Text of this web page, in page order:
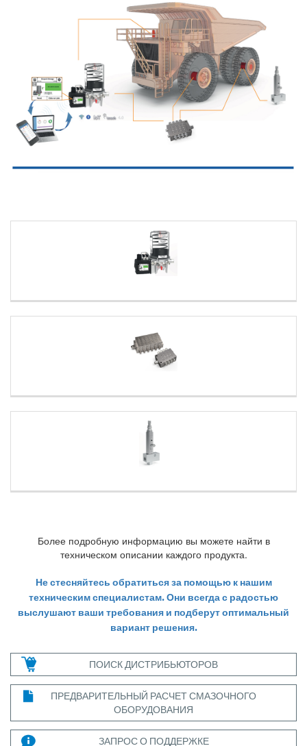
Более подробную информацию вы можете найти в
техническом описании каждого продукта.
Не стесняйтесь обратиться за помощью к нашим
техническим специалистам. Они всегда с радостью
выслушают ваши требования и подберут оптимальный
вариант решения.
ПОИСК ДИСТРИБЬЮТОРОВ
ПРЕДВАРИТЕЛЬНЫЙ РАСЧЕТ СМАЗОЧНОГО
ОБОРУДОВАНИЯ
ЗАПРОС О ПОДДЕРЖКЕ